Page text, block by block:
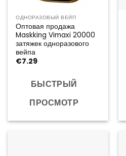
ОДНОРАЗОВЫЙ ВЕЙП
Оптовая продажа
Maskking Vimaxi 20000
затяжек одноразового
вейпа
€7.29
БЫСТРЫЙ
ПРОСМОТР